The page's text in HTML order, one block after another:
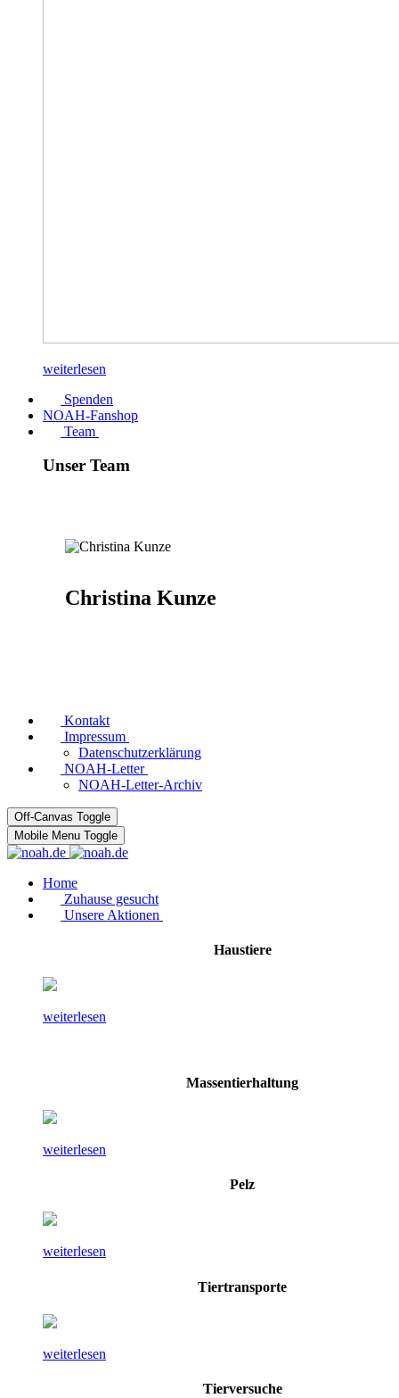
weiterlesen
Spenden
NOAH-Fanshop
Team
Unser Team
Christina Kunze
Kontakt
Impressum
Datenschutzerklärung
NOAH-Letter
NOAH-Letter-Archiv
Off-Canvas Toggle
Mobile Menu Toggle
Home
Zuhause gesucht
Unsere Aktionen
Haustiere
weiterlesen
Massentierhaltung
weiterlesen
Pelz
weiterlesen
Tiertransporte
weiterlesen
Tierversuche